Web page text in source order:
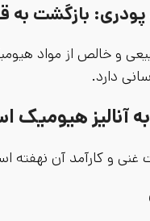
بازگشت به
و خالص از مواد
دارد.
آنالیز هیومیک
و کارآمد آن نهفته